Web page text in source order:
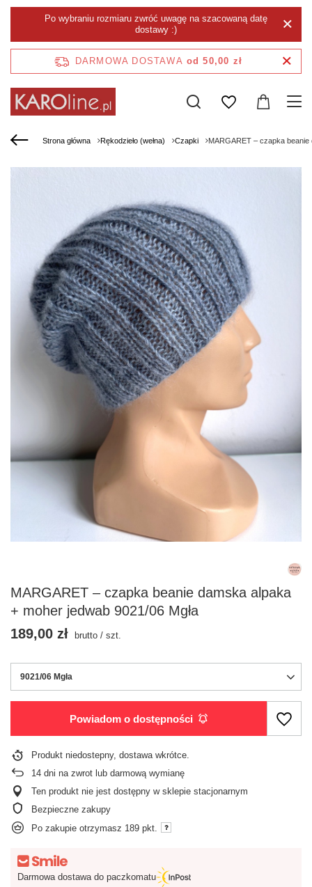
Po wybraniu rozmiaru zwróć uwagę na szacowaną datę
dostawy :)
DARMOWA DOSTAWA od 50,00 zł
Strona główna Rękodzieło (wełna) Czapki MARGARET – czapka beanie
MARGARET – czapka beanie damska alpaka
+ moher jedwab 9021/06 Mgła
9021/06 Mgła
189,00 zł brutto / szt.
Powiadom o dostępności
Produkt niedostepny, dostawa wkrótce
14 dni na zwrot lub darmową wymianę
Ten produkt nie jest dostępny w sklepie stacjonarnym
Bezpieczne zakupy
Po zakupie otrzymasz 189 pkt.
Darmowa dostawa do paczkomatu